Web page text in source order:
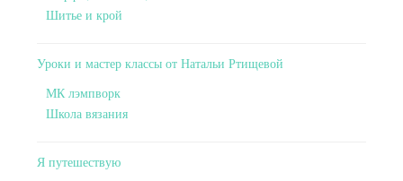
Шитье и крой
Уроки и мастер классы от Натальи Ртищевой
МК лэмпворк
Школа вязания
Я путешествую